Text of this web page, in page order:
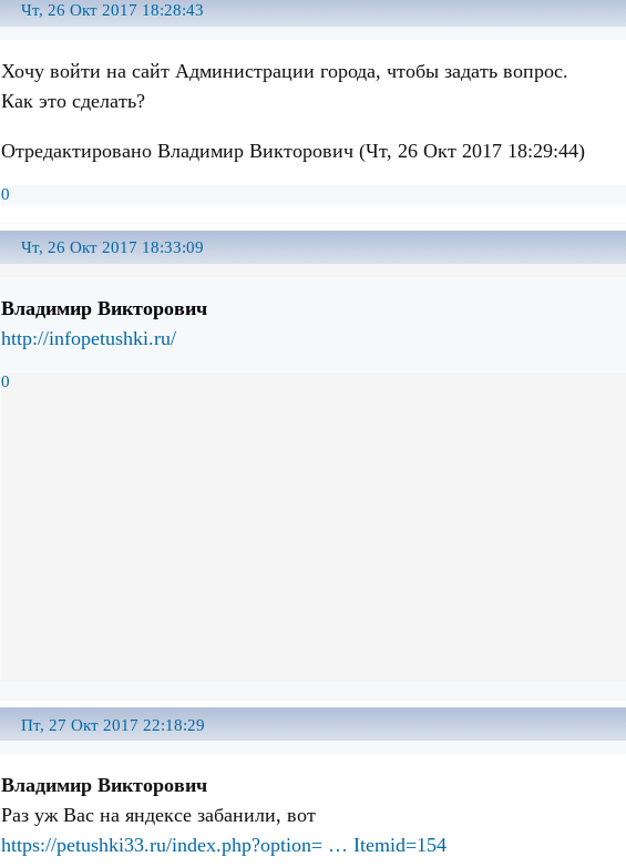
Чт, 26 Окт 2017 18:28:43
Хочу войти на сайт Администрации города, чтобы задать вопрос.
Как это сделать?
Отредактировано Владимир Викторович (Чт, 26 Окт 2017 18:29:44)
0
Чт, 26 Окт 2017 18:33:09
Владимир Викторович
http://infopetushki.ru/
0
Пт, 27 Окт 2017 22:18:29
Владимир Викторович
Раз уж Вас на яндексе забанили, вот
https://petushki33.ru/index.php?option= … Itemid=154